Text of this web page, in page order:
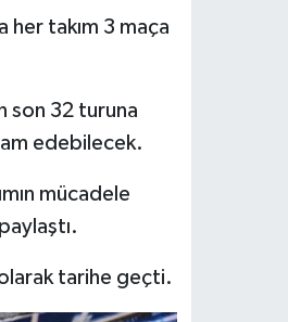
her takım 3 maça
son 32 turuna
edebilecek.
mücadele
tarihe geçti.